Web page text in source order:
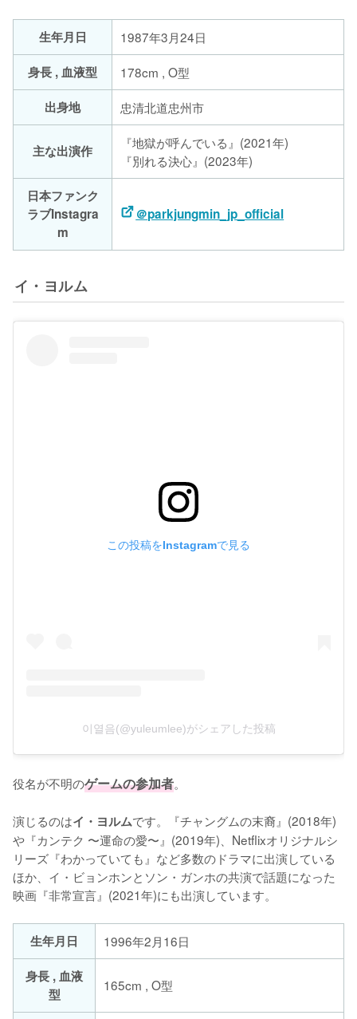
生年月日
1987年3月24日
身長 , 血液型
178cm , O型
出身地
忠清北道忠州市
主な出演作
『地獄が呼んでいる』(2021年)
『別れる決心』(2023年)
日本ファンク
ラブInstagra
m
＠parkjungmin_jp_official
イ・ヨルム
この投稿をInstagramで見る
이열음(@yuleumlee)がシェアした投稿
役名が不明のゲームの参加者。
演じるのはイ・ヨルムです。『チャングムの末裔』(2018年)
や『カンテク 〜運命の愛〜』(2019年)、Netflixオリジナルシ
リーズ『わかっていても』など多数のドラマに出演している
ほか、イ・ビョンホンとソン・ガンホの共演で話題になった
映画『非常宣言』(2021年)にも出演しています。
生年月日
1996年2月16日
身長 , 血液
型
165cm , O型